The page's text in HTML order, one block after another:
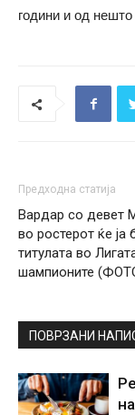
години и од
Предходна статија
Вардар со девет
во ростерот ќе ја
титулата во
шампионите
ПОВРЗАНИ